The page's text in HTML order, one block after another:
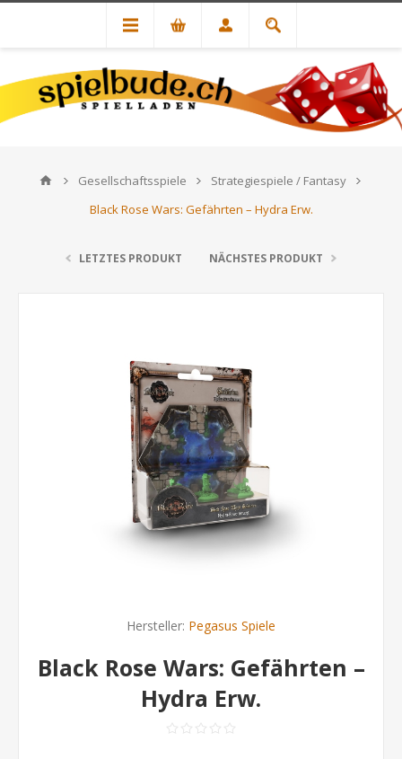
Gesellschaftsspiele
Strategiespiele / Fantasy
Black Rose Wars: Gefährten – Hydra Erw.
LETZTES PRODUKT NÄCHSTES PRODUKT
Hersteller: Pegasus Spiele
Black Rose Wars: Gefährten –
Hydra Erw.